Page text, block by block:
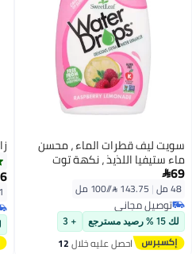
سويت ليف قطرات الماء ، محسن
ماء ستيفيا اللذيذ ، نكهة توت
سائلة (48 مل)
69
48 مل |
توصيل مجاني
توصيل مجانيلك 15 % رصيد مسترجع + 3
احصل عليه خلال12
1 كجم